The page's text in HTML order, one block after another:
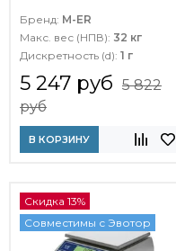
Бренд: M-ER
Макс. вес (НПВ): 32 кг
Дискретность (d): 1 г
5 247 руб 5 822
руб
В КОРЗИНУ
Скидка 13%
Совместимы с Эвотор